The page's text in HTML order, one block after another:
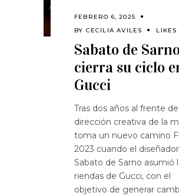
FEBRERO 6, 2025
BY CECILIA AVILES LIKES
Sabato de
cierra su ciclo
Gucci
Tras dos años al frente
dirección creativa de la
toma un nuevo camino
2023 cuando el diseñador
Sabato de Sarno asumió
riendas de Gucci, con el
objetivo de generar